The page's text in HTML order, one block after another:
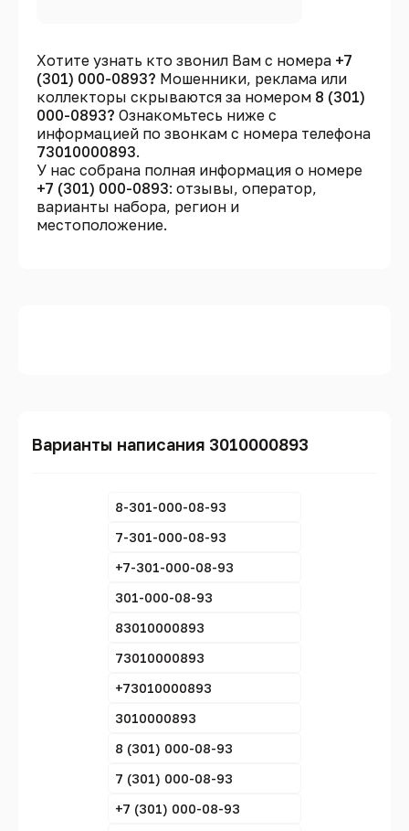
Хотите узнать кто звонил Вам с номера +7
(301) 000-0893? Мошенники, реклама или
коллекторы скрываются за номером 8 (301)
000-0893? Ознакомьтесь ниже с
информацией по звонкам с номера телефона
73010000893.
У нас собрана полная информация о номере
+7 (301) 000-0893: отзывы, оператор,
варианты набора, регион и
местоположение.
Варианты написания 3010000893
8-301-000-08-93
7-301-000-08-93
+7-301-000-08-93
301-000-08-93
83010000893
73010000893
+73010000893
3010000893
8 (301) 000-08-93
7 (301) 000-08-93
+7 (301) 000-08-93